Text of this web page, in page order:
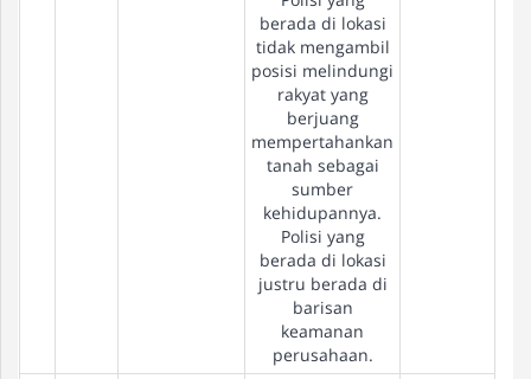
berada di lokasi
tidak mengambil
posisi melindungi
rakyat yang
berjuang
mempertahankan
tanah sebagai
sumber
kehidupannya.
Polisi yang
berada di lokasi
justru berada di
barisan
keamanan
perusahaan.